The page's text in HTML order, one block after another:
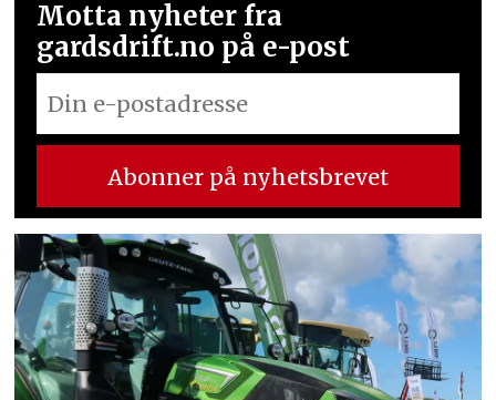
Motta nyheter fra
gardsdrift.no på e-post